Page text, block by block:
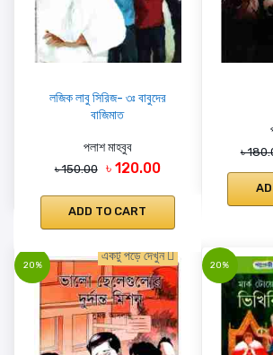
লজিক লাবু সিরিজ- ৩ঃ বাবুদের
বাজিমাত
পলাশ মাহবুব
৳ 150.00 ৳ 120.00
ADD TO CART
৳
20%
একটু পড়ে দেখুন
20%